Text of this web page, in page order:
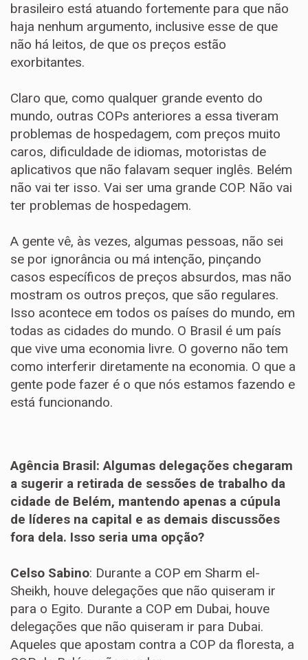
brasileiro está atuando fortemente para que não
haja nenhum argumento, inclusive esse de que
não há leitos, de que os preços estão
exorbitantes.
Claro que, como qualquer grande evento do
mundo, outras COPs anteriores a essa tiveram
problemas de hospedagem, com preços muito
caros, dificuldade de idiomas, motoristas de
aplicativos que não falavam sequer inglês. Belém
não vai ter isso. Vai ser uma grande COP. Não vai
ter problemas de hospedagem.
A gente vê, às vezes, algumas pessoas, não sei
se por ignorância ou má intenção, pinçando
casos específicos de preços absurdos, mas não
mostram os outros preços, que são regulares.
Isso acontece em todos os países do mundo, em
todas as cidades do mundo. O Brasil é um país
que vive uma economia livre. O governo não tem
como interferir diretamente na economia. O que a
gente pode fazer é o que nós estamos fazendo e
está funcionando.
Agência Brasil: Algumas delegações chegaram
a sugerir a retirada de sessões de trabalho da
cidade de Belém, mantendo apenas a cúpula
de líderes na capital e as demais discussões
fora dela. Isso seria uma opção?
Celso Sabino: Durante a COP em Sharm el-
Sheikh, houve delegações que não quiseram ir
para o Egito. Durante a COP em Dubai, houve
delegações que não quiseram ir para Dubai.
Aqueles que apostam contra a COP da floresta, a